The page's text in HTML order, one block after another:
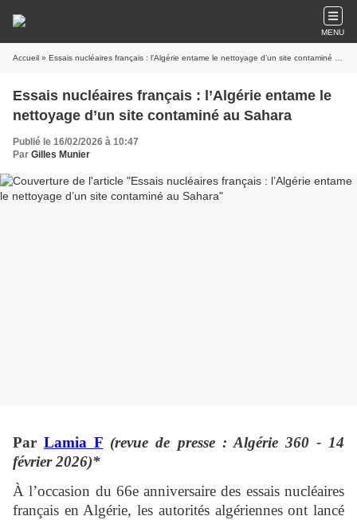
MENU
Accueil » Essais nucléaires français : l’Algérie entame le nettoyage d’un site contaminé au Sahara
Essais nucléaires français : l’Algérie entame le
nettoyage d’un site contaminé au Sahara
Publié le 16/02/2026 à 10:47
Par Gilles Munier
ParLamia F (revue de presse : Algérie 360 - 14
février 2026)*
À l’occasion du 66e anniversaire des essais nucléaires
français en Algérie, les autorités algériennes ont lancé